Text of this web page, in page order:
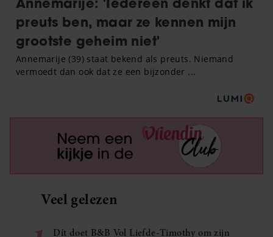
Veel gelezen
Dít doet B&B Vol Liefde-Timothy om zijn